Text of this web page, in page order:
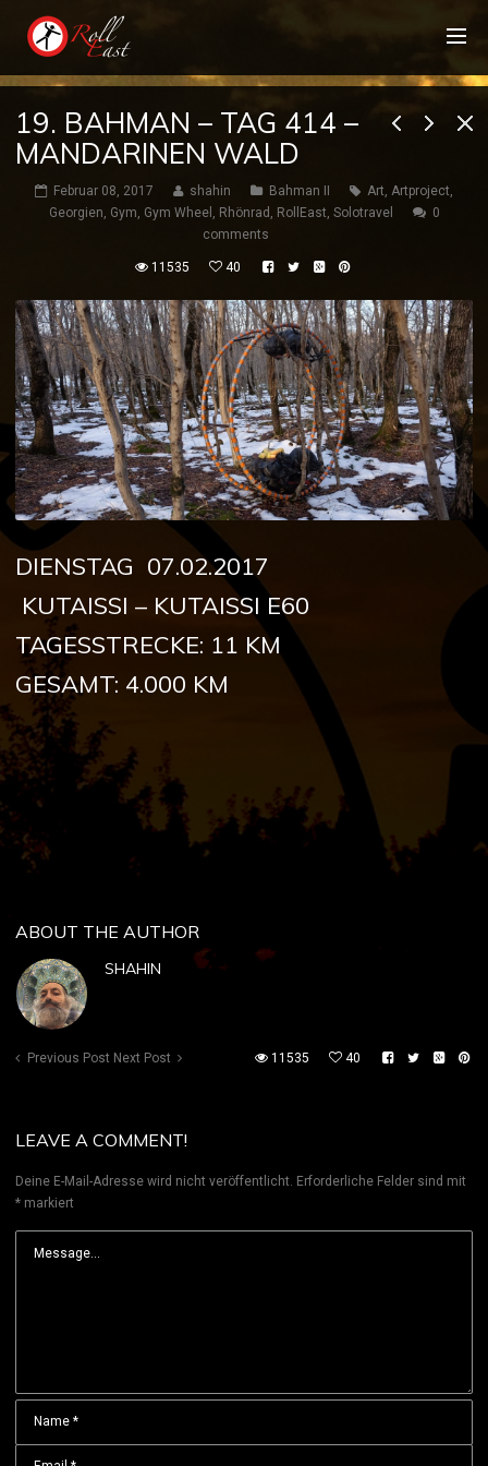
19. BAHMAN – TAG 414 –
MANDARINEN WALD
Februar 08, 2017 shahin Bahman II Art, Artproject,
Georgien, Gym, Gym Wheel , Rhönrad , RollEast, Solotravel
0
comments
11535 40
DIENSTAG 07.02.2017
KUTAISSI – KUTAISSI E60
TAGESSTRECKE: 11 KM
GESAMT: 4.000 KM
ABOUT THE AUTHOR
SHAHIN
Previous Post Next Post 11535 40
LEAVE A COMMENT!
Deine E-Mail-Adresse wird nicht veröffentlicht. Erforderliche Felder sind mit
* markiert